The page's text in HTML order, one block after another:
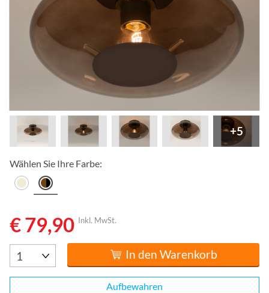
+5
Wählen Sie Ihre Farbe:
€ 79,90 Inkl. MwSt.
In den Warenkorb
Aufbewahren